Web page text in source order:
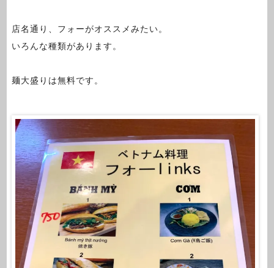
店名通り、フォーがオススメみたい。
いろんな種類があります。
麺大盛りは無料です。